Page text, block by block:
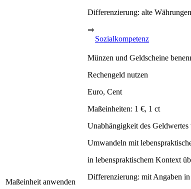
Differenzierung: alte
⇒
Sozialkompetenz
Maßeinheit anwenden
Münzen und Geldscheine
Rechengeld nutzen
Euro, Cent
Maßeinheiten: 1 €, 1 ct
Unabhängigkeit des
Umwandeln mit
in lebenspraktischem Kontext
Differenzierung: mit Angaben in